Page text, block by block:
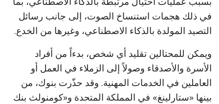
في ذلك هجمات استنساخ الصوت، إلى جانب رسائل
التصيد المولدة بالذكاء الاصطناعي، وغيرها من الخدع.
ويمكن للمحتالين تقليد أي شخص، بدءاً من أفراد
الأسرة والأصدقاء وصولاً إلى الزملاء في العمل أو
العاملين في الخدمات المهنية. وقد حذّرت بنوك، من
بينها «ستارلينغ» في المملكة المتحدة و«كومنولث بنك